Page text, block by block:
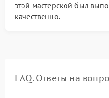
этой мастерской был
качественно.
FAQ. Ответы на